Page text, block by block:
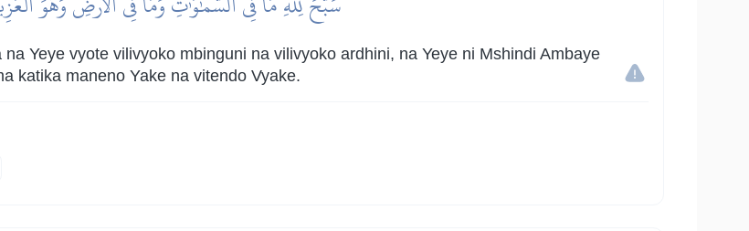
Yeye vyote vilivyoko mbinguni na vilivyoko ardhini, na Yeye ni Mshindi Ambaye
katika maneno Yake na vitendo Vyake.